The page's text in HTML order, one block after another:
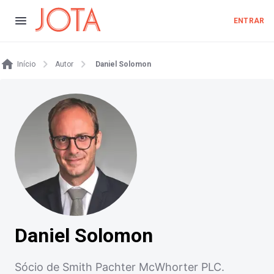
ENTRAR
Início Autor Daniel Solomon
Daniel Solomon
Sócio de Smith Pachter McWhorter PLC.